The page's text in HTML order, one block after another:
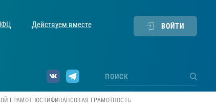
Действуем вместе ВОЙТИ
ГРАМОТНОСТИФИНАНСОВАЯ ГРАМОТНОСТЬ